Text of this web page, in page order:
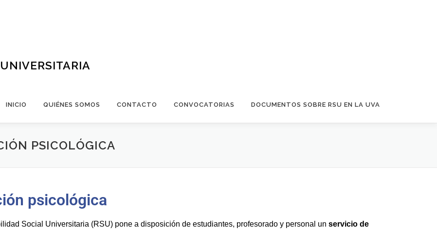
INICIO QUIÉNES SOMOS CONTACTO CONVOCATORIAS DOCUMENTOS SOBRE RSU EN LA UVA
PSICOLÓGICA
psicológica
Social Universitaria (RSU) pone a disposición de estudiantes, profesorado y personal un servicio de